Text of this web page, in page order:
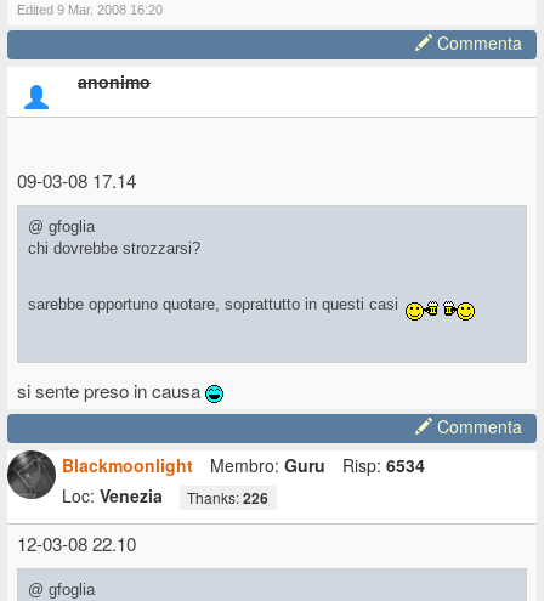
Edited 9 Mar. 2008 16:20
Commenta
anonimo
09-03-08 17.14
@ gfoglia
chi dovrebbe strozzarsi?
sarebbe opportuno quotare, soprattutto in questi casi
Edited 9 Mar. 2008 16:20
si sente preso in causa
Commenta
Blackmoonlight
Membro: Guru Risp: 6534
Loc: Venezia Thanks:226
12-03-08 22.10
@ gfoglia